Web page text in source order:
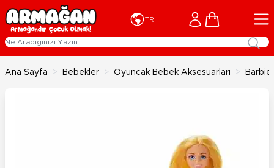
İçeriğe geç
TR Cart
Ana Sayfa > Bebekler > Oyuncak Bebek Aksesuarları > Barbie